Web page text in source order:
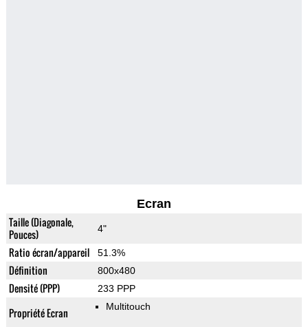
Ecran
Taille (Diagonale,
Pouces)
4"
Ratio écran/appareil 51.3%
Définition 800x480
Densité (PPP) 233 PPP
Propriété Ecran Multitouch